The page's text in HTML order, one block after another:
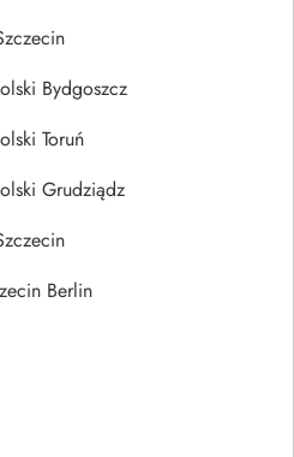
Bydgoszcz
Toruń
Grudziądz
Berlin